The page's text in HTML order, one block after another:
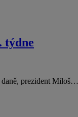
týdne
daně, prezident Miloš…